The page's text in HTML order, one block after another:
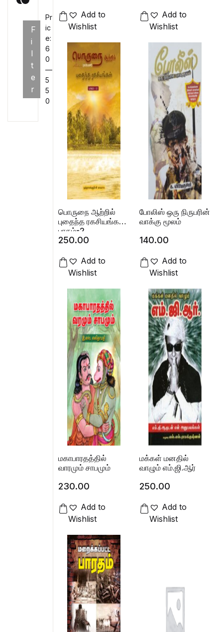
Add to
Wishlist
Add to
Wishlist
பொருநை ஆற்றில்
புதைந்த ரகசியங்கள்
பாகம்-2
250.00
Add to
Wishlist
போலிஸ் ஒரு நிருபரின்
வாக்கு மூலம்
140.00
Add to
Wishlist
மகாபாரதத்தில்
வாரமும் சாபமும்
230.00
Add to
Wishlist
மக்கள் மனதில்
வாழும் எம்.ஜி.ஆர்
250.00
Add to
Wishlist
Min price
Max price
F
i
l
t
e
r
Pr
ic
e:
₹6
0
—
₹5
5
0